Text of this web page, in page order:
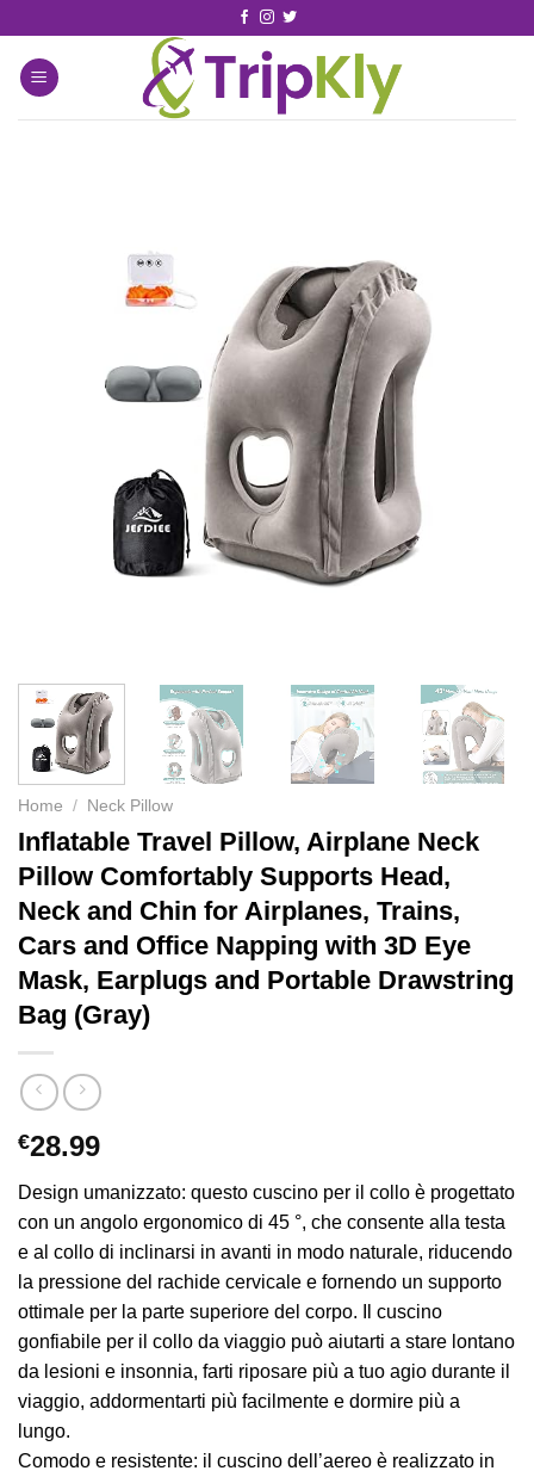
Home / Neck Pillow
Inflatable Travel Pillow, Airplane Neck
Pillow Comfortably Supports Head,
Neck and Chin for Airplanes, Trains,
Cars and Office Napping with 3D Eye
Mask, Earplugs and Portable Drawstring
Bag (Gray)
€28.99
Design umanizzato: questo cuscino per il collo è progettato
con un angolo ergonomico di 45 °, che consente alla testa
e al collo di inclinarsi in avanti in modo naturale, riducendo
la pressione del rachide cervicale e fornendo un supporto
ottimale per la parte superiore del corpo. Il cuscino
gonfiabile per il collo da viaggio può aiutarti a stare lontano
da lesioni e insonnia, farti riposare più a tuo agio durante il
viaggio, addormentarti più facilmente e dormire più a
lungo.
Comodo e resistente: il cuscino dell’aereo è realizzato in